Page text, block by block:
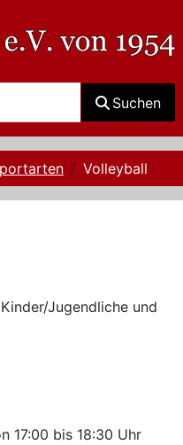
Suchen
Volleyball
Jugendliche und
17:00 bis 18:30 Uhr